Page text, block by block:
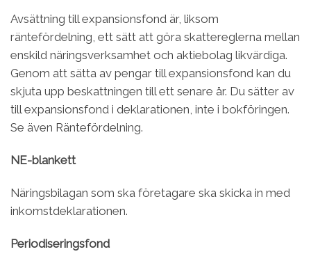
Avsättning till expansionsfond är, liksom
räntefördelning, ett sätt att göra skattereglerna mellan
enskild näringsverksamhet och aktiebolag likvärdiga.
Genom att sätta av pengar till expansionsfond kan du
skjuta upp beskattningen till ett senare år. Du sätter av
till expansionsfond i deklarationen, inte i bokföringen.
Se även Räntefördelning.
NE-blankett
Näringsbilagan som ska företagare ska skicka in med
inkomstdeklarationen.
Periodiseringsfond